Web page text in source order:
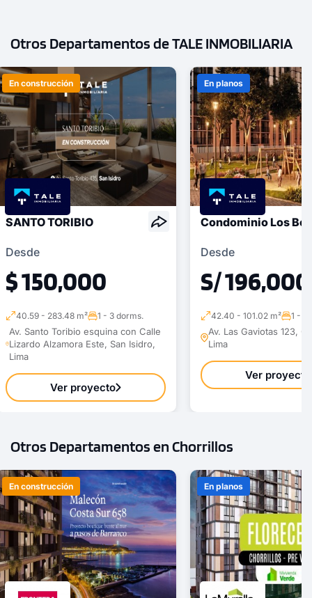
Otros Departamentos de TALE INMOBILIARIA
En construcción
SANTO TORIBIO
Desde
$ 150,000
40.59 - 283.48 m² 1 - 3 dorms.
Av. Santo Toribio esquina con Calle
Lizardo Alzamora Este, San Isidro,
Lima
Ver proyecto
En planos
Condominio Los
Desde
S/ 196,000
42.40 - 101.02 m² 1 - 3
Av. Las Gaviotas 123,
Lima
Ver proyecto
Otros Departamentos en Chorrillos
En construcción En planos